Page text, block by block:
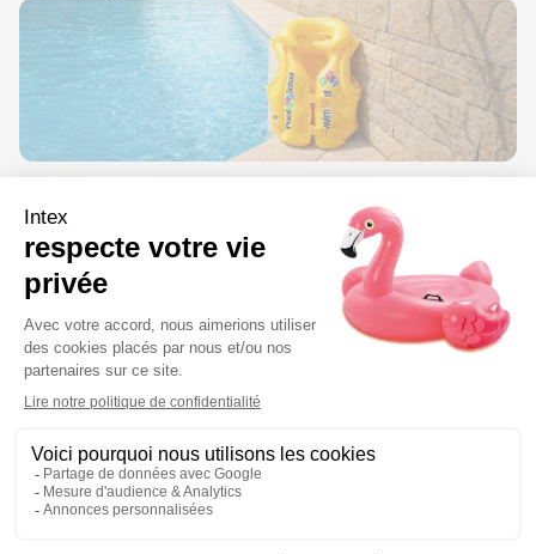
Vous prévoyez d'aller prochainement à pied à la piscine
avec votre petit ? Legilet gonflable INTEXse range
dans une boite compacte, assez légère. Pratique, vous
pouvez legonfler rapidement
une fois sur place avec
un gonfleur ou à l'aide de votre souffle. La
veste de
natation offre une flottaison optimale et laisse à votre
enfant le plaisir de se baigner seul, en toute sécurité. Pas
de panique, vous le repérerez de loin avec la couleur
jaune vifdu gilet.
Détails techniques